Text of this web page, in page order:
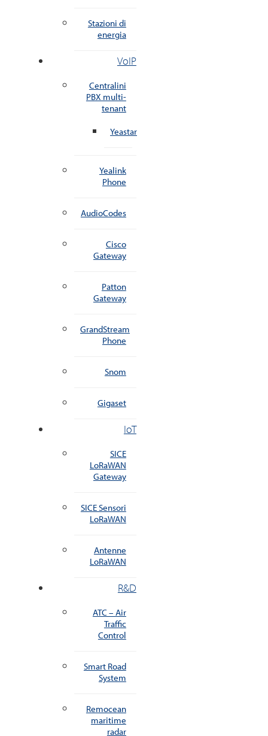
Stazioni di
energia
VoIP
Centralini
PBX multi-
tenant
Yeastar
Yealink
Phone
AudioCodes
Cisco
Gateway
Patton
Gateway
GrandStream
Phone
Snom
Gigaset
IoT
SICE
LoRaWAN
Gateway
SICE Sensori
LoRaWAN
Antenne
LoRaWAN
R&D
ATC – Air
Traffic
Control
Smart Road
System
Remocean
maritime
radar